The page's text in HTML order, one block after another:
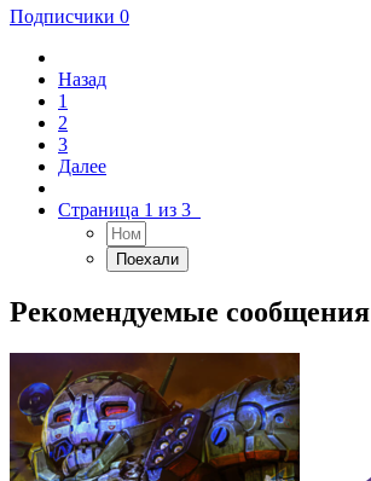
Подписчики 0
Назад
1
2
3
Далее
Страница 1 из 3
Рекомендуемые сообщения